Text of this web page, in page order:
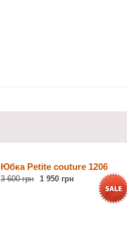
Юбка Petite couture 1206
3 600 грн 1 950 грн